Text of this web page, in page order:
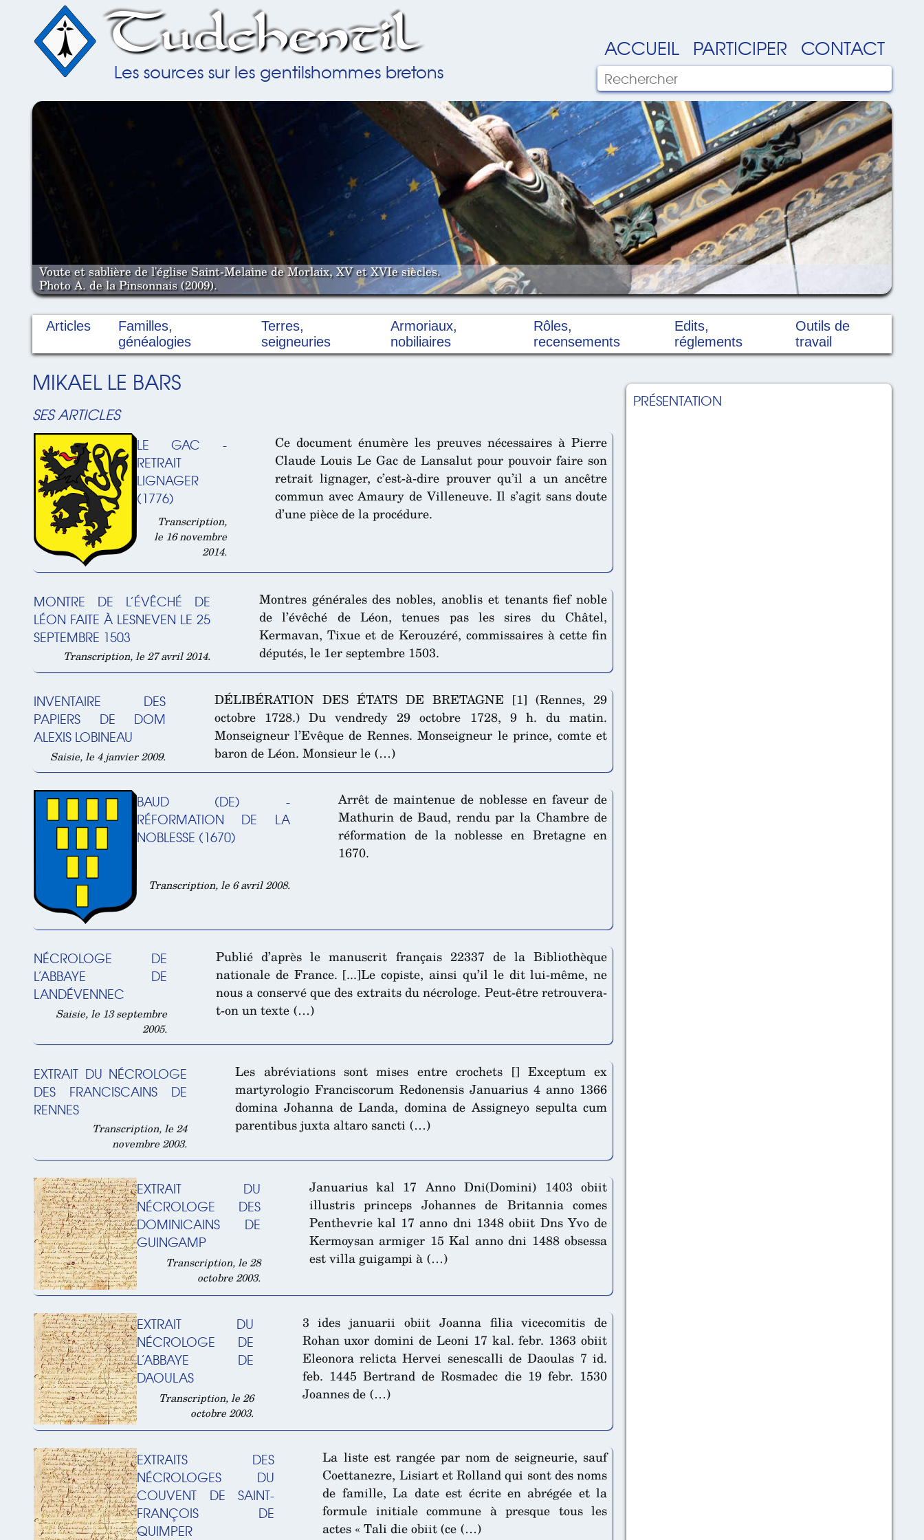
Tudchentil
Les sources sur les gentilshommes bretons
ACCUEIL PARTICIPER CONTACT
Voute et sablière de l'église Saint-Melaine de Morlaix, XV et XVIe siècles.
Photo A. de la Pinsonnais (2009).
Articles
Familles,
généalogies
Terres,
seigneuries
Armoriaux,
nobiliaires
Rôles,
recensements
Edits,
réglements
Outils de
travail
MIKAEL LE BARS
SES ARTICLES
LE GAC -
RETRAIT
LIGNAGER
(1776)
Transcription,
le 16 novembre
2014.
Ce document énumère les preuves nécessaires à Pierre
Claude Louis Le Gac de Lansalut pour pouvoir faire son
retrait lignager, c’est-à-dire prouver qu’il a un ancêtre
commun avec Amaury de Villeneuve. Il s’agit sans doute
d’une pièce de la procédure.
MONTRE DE L’ÉVÊCHÉ DE
LÉON FAITE À LESNEVEN LE 25
SEPTEMBRE 1503
Transcription, le 27 avril 2014.
Montres générales des nobles, anoblis et tenants fief noble
de l’évêché de Léon, tenues pas les sires du Châtel,
Kermavan, Tixue et de Kerouzéré, commissaires à cette fin
députés, le 1er septembre 1503.
INVENTAIRE DES
PAPIERS DE DOM
ALEXIS LOBINEAU
Saisie, le 4 janvier 2009.
DÉLIBÉRATION DES ÉTATS DE BRETAGNE [1] (Rennes, 29
octobre 1728.) Du vendredy 29 octobre 1728, 9 h. du matin.
Monseigneur l’Evêque de Rennes. Monseigneur le prince, comte et
baron de Léon. Monsieur le (…)
BAUD (DE) -
RÉFORMATION DE LA
NOBLESSE (1670)
Transcription, le 6 avril 2008.
Arrêt de maintenue de noblesse en faveur de
Mathurin de Baud, rendu par la Chambre de
réformation de la noblesse en Bretagne en
1670.
NÉCROLOGE DE
L’ABBAYE DE
LANDÉVENNEC
Saisie, le 13 septembre
2005.
Publié d’après le manuscrit français 22337 de la Bibliothèque
nationale de France. [...]Le copiste, ainsi qu’il le dit lui-même, ne
nous a conservé que des extraits du nécrologe. Peut-être retrouvera-
t-on un texte (…)
EXTRAIT DU NÉCROLOGE
DES FRANCISCAINS DE
RENNES
Transcription, le 24
novembre 2003.
Les abréviations sont mises entre crochets [] Exceptum ex
martyrologio Franciscorum Redonensis Januarius 4 anno 1366
domina Johanna de Landa, domina de Assigneyo sepulta cum
parentibus juxta altaro sancti (…)
EXTRAIT DU
NÉCROLOGE DES
DOMINICAINS DE
GUINGAMP
Transcription, le 28
octobre 2003.
Januarius kal 17 Anno Dni(Domini) 1403 obiit
illustris princeps Johannes de Britannia comes
Penthevrie kal 17 anno dni 1348 obiit Dns Yvo de
Kermoysan armiger 15 Kal anno dni 1488 obsessa
est villa guigampi à (…)
EXTRAIT DU
NÉCROLOGE DE
L’ABBAYE DE
DAOULAS
Transcription, le 26
octobre 2003.
3 ides januarii obiit Joanna filia vicecomitis de
Rohan uxor domini de Leoni 17 kal. febr. 1363 obiit
Eleonora relicta Hervei senescalli de Daoulas 7 id.
feb. 1445 Bertrand de Rosmadec die 19 febr. 1530
Joannes de (…)
EXTRAITS DES
NÉCROLOGES DU
COUVENT DE SAINT-
FRANÇOIS DE
QUIMPER
La liste est rangée par nom de seigneurie, sauf
Coettanezre, Lisiart et Rolland qui sont des noms
de famille, La date est écrite en abrégée et la
formule initiale commune à presque tous les
actes « Tali die obiit (ce (…)
PRÉSENTATION